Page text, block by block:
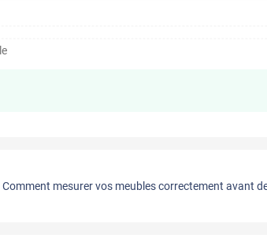
Comment mesurer vos meubles correctement avant